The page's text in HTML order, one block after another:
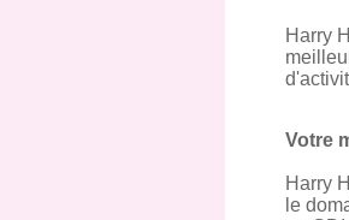
Harry
Votre
Harry
le